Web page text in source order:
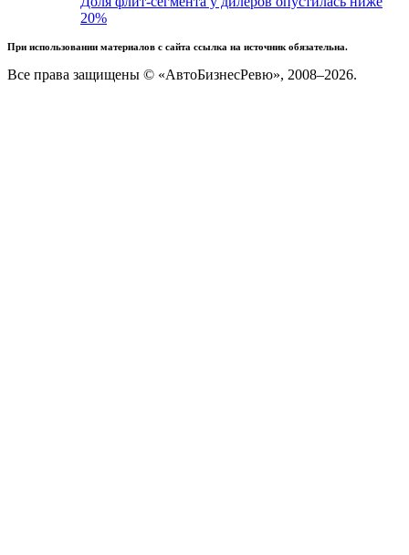
20%
При использовании материалов с сайта ссылка на источник обязательна.
Все права защищены © «АвтоБизнесРевю», 2008–2026.